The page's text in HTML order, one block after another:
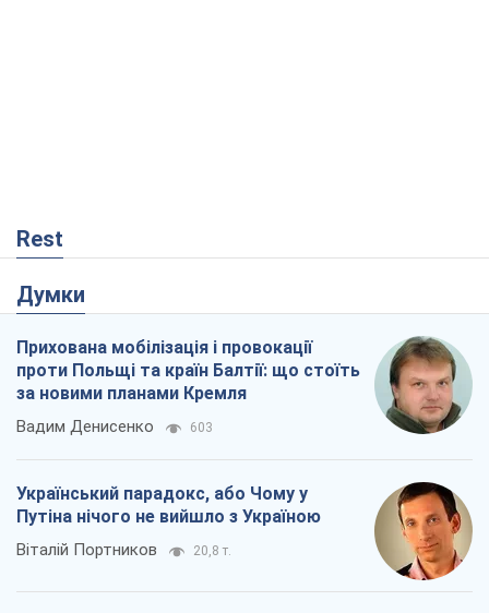
Rest
Думки
Прихована мобілізація і провокації
проти Польщі та країн Балтії: що стоїть
за новими планами Кремля
Вадим Денисенко 603
Український парадокс, або Чому у
Путіна нічого не вийшло з Україною
Віталій Портников 20,8 т.